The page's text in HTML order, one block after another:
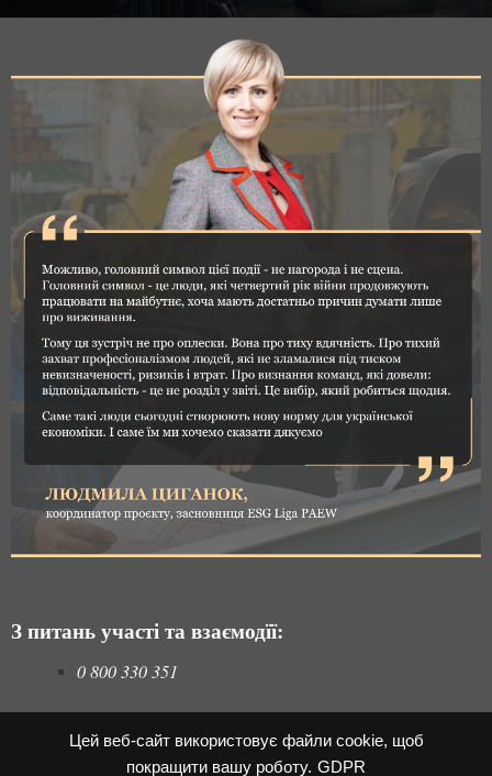
Цей веб-сайт використовує файли cookie, щоб
покращити вашу роботу. GDPR
З питань участі та взаємодїї:
0 800 330 351
або
+38 (068) 602-4233, v.skrypnyk@ukraine-